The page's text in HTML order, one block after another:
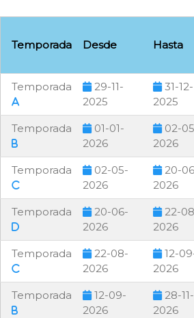
Temporada Desde Hasta
Temporada
29-11-
2025
31-12-
2025
Temporada
01-01-
2026
02-
2026
Temporada
02-05-
2026
20-
2026
Temporada
20-06-
2026
22-
2026
Temporada
22-08-
2026
12-
2026
Temporada
12-09-
2026
28-11-
2026